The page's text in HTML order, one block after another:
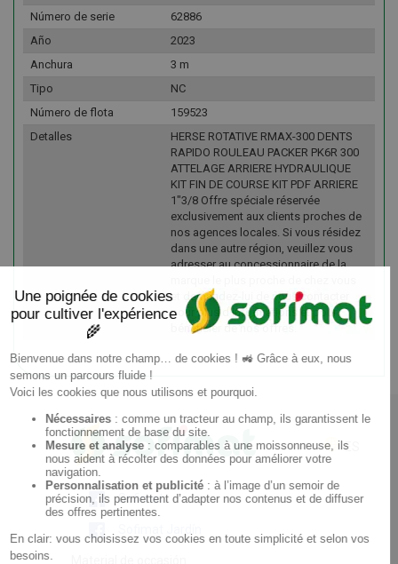
Número de serie
62886
Año
2023
Anchura
3 m
Tipo
NC
Número de flota
159523
Detalles
HERSE ROTATIVE RMAX-300 DENTS
RAPIDO ROULEAU PACKER PK6R 300
ATTELAGE ARRIERE HYDRAULIQUE
KIT FIN DE COURSE KIT PDF ARRIERE
1"3/8 Offre spéciale réservée
exclusivement aux clients proches de
nos agences locales. Si vous résidez
dans une autre région, veuillez vous
adresser au concessionnaire de la
et demandez-lui de nous contacter
pour plus d'informations et pour
bénéficier de nos offres.
ES
Sofimat